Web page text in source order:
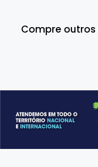
Compre outros